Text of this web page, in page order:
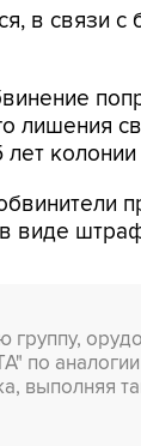
в связи
лишения
лет
виде
группу,
по
выполняя